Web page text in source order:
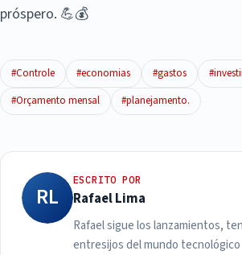
próspero. 💪💰
#Controle #economias #gastos
#Orçamento mensal
#planejamento.
RL
ESCRITO POR
Rafael Lima
Rafael sigue los lanzamientos,
entresijos del mundo